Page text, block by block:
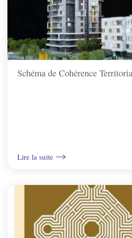
Schéma de Cohérence
Lire la suite